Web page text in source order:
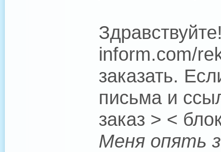
inform.com/
заказать.
письма и
заказ > <
Меня опять